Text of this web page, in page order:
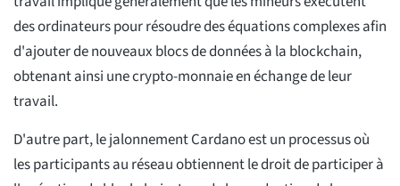
des ordinateurs pour résoudre des équations complexes afin
d'ajouter de nouveaux blocs de données à la blockchain,
obtenant ainsi une crypto-monnaie en échange de leur
travail.
D'autre part, le jalonnement Cardano est un processus où
les participants au réseau obtiennent le droit de participer à